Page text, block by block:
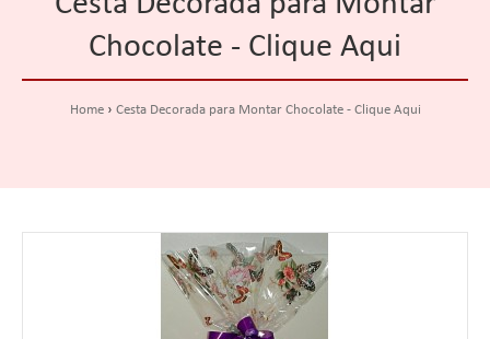
Chocolate - Clique Aqui
Home Cesta Decorada para Montar Chocolate - Clique Aqui